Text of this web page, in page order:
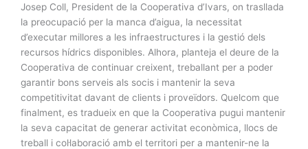
Josep Coll, President de la Cooperativa d’Ivars, on trasllada
la preocupació per la manca d’aigua, la necessitat
d’executar millores a les infraestructures i la gestió dels
recursos hídrics disponibles. Alhora, planteja el deure de la
Cooperativa de continuar creixent, treballant per a poder
garantir bons serveis als socis i mantenir la seva
competitivitat davant de clients i proveïdors. Quelcom que
finalment, es tradueix en que la Cooperativa pugui mantenir
la seva capacitat de generar activitat econòmica, llocs de
treball i col·laboració amb el territori per a mantenir-ne la